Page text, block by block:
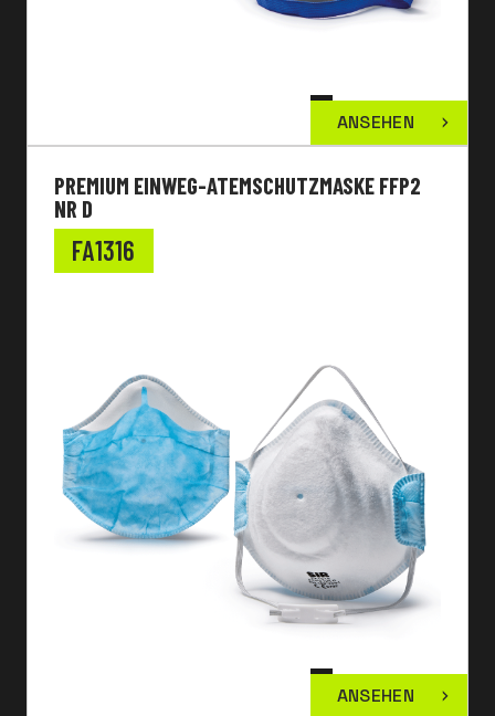
ANSEHEN
PREMIUM EINWEG-ATEMSCHUTZMASKE FFP2
NR D
FA1316
ANSEHEN